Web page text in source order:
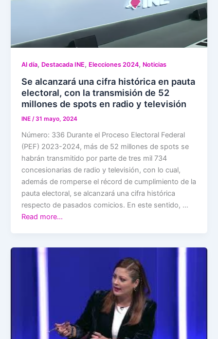
Al día, Destacada INE, Elecciones 2024, Noticias
Se alcanzará una cifra histórica en pauta
electoral, con la transmisión de 52
millones de spots en radio y televisión
INE/31 mayo, 2024
Número: 336 Durante el Proceso Electoral Federal
(PEF) 2023-2024, más de 52 millones de spots se
habrán transmitido por parte de tres mil 734
concesionarias de radio y televisión, con lo cual,
además de romperse el récord de cumplimiento de la
pauta electoral, se alcanzará una cifra histórica
respecto de pasados comicios. En este sentido, …
Read more…